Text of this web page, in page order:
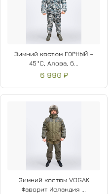
Зимний костюм ГОРНЫЙ –
45 °C, Алова, б...
6 990 ₽
Зимний костюм VOGAK
Фаворит Исландия ...